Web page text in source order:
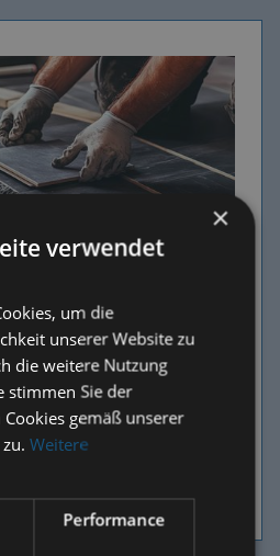
d)
Teams als Fliesenleger
GmbH erwarten Sie
Technik und ein
und durchstarten!
×
verwendet
um die
unserer Website zu
die weitere Nutzung
stimmen Sie der
gemäß unserer
zu.Weitere
Performance